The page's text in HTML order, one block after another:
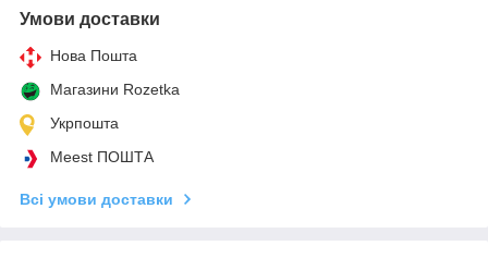
Умови доставки
Нова Пошта
Магазини Rozetka
Укрпошта
Meest ПОШТА
Всі умови доставки